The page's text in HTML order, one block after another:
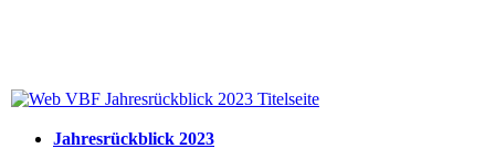
Jahresrückblick 2023